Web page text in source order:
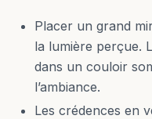
Placer un grand
la lumière perçue.
dans un couloir
l’ambiance.
Les crédences en